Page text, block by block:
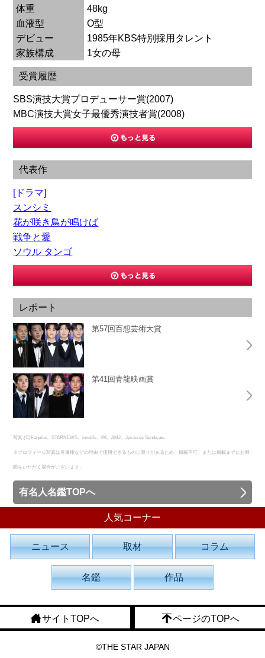
体重
48kg
血液型
O型
デビュー
1985年KBS特別採用タレント
家族構成
1女の母
受賞履歴
SBS演技大賞プロデューサー賞(2007)
MBC演技大賞女子最優秀演技者賞(2008)
代表作
[ドラマ]
スンシミ
花が咲き鳥が鳴けば
戦争と愛
ソウル タンゴ
レポート
第57回百想芸術大賞
第41回青龍映画賞
写真:(C)Fanplus、STARNEWS、innolife、PA、AMJ、Jpictures Syndicate
※プロフィール写真は肖像権などの理由で使用できるものに限りがあるため、掲載不可、または掲載までにお時
間をいただく場合がございます。
有名人名鑑TOPへ
人気コーナー
ニュース 取材 コラム
名鑑 作品
サイトTOPへ ページのTOPへ
©THE STAR JAPAN